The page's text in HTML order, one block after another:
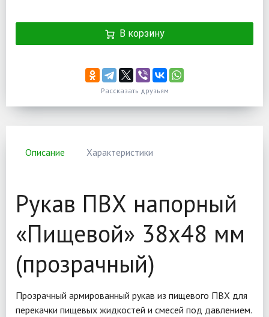
В корзину
Рассказать друзьям
Описание Характеристики
Рукав ПВХ напорный
«Пищевой» 38х48 мм
(прозрачный)
Прозрачный армированный рукав из пищевого ПВХ для
перекачки пищевых жидкостей и смесей под давлением.